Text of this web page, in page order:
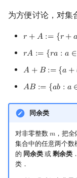
为方便讨论，对集
𝑟 +𝐴 := {𝑟+𝑎
r+A:={ +a a∈A }
𝑟𝐴 := {𝑟𝑎 : 𝑎 ∈
rA:={ra :a∈ A }
𝐴 + 𝐵 := {𝑎 +
A+ B:={ a+b:a∈A
𝐴𝐵 := {𝑎𝑏 : 𝑎
AB:={a b:a∈ A,b
同余类
对非零整数 𝑚
m，把全
集合中的任意两个数
的 同余类或 剩余类
类．